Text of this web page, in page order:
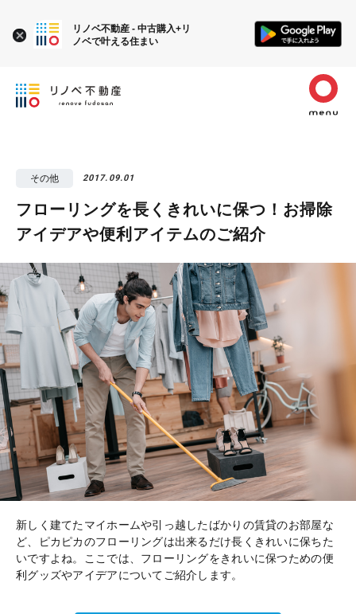
その他 2017.09.01
フローリングを長くきれいに保つ！お掃除
アイデアや便利アイテムのご紹介
新しく建てたマイホームや引っ越したばかりの賃貸のお部屋な
ど、ピカピカのフローリングは出来るだけ長くきれいに保ちた
いですよね。ここでは、フローリングをきれいに保つための便
利グッズやアイデアについてご紹介します。
リノベ不動産 - 中古購入+リ
ノベで叶える住まい